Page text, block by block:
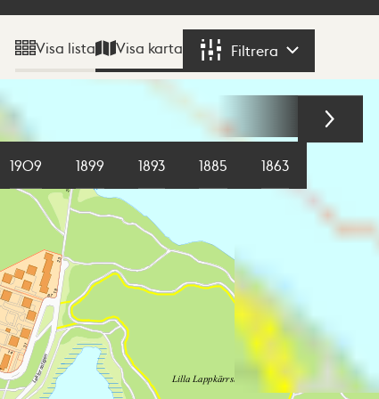
Visa lista Visa karta Filtrera
1909 1899 1893 1885 1863